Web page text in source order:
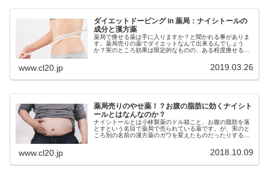
ダイエットドーピング in 薬局：ナイシトールの
成分と漢方薬
薬局で痩せる薬は手に入りますか？と聞かれる事がありま
す。薬局売りの薬でダイエットなんて出来るんでしょう
か？実のところ効果は限定的なものの、ある程度痩せる薬
www.cl20.jp 2019.03.26
薬局売りのやせ薬！？お腹の脂肪に効くナイシト
ールとはなんなのか？
ナイシトールとは小林製薬のドル箱こと、お腹の脂肪を落
とすという名目で薬局で売られている薬です。が、実のと
ころ別の名前の漢方薬のガワを変えたものだったりするの
www.cl20.jp 2018.10.09